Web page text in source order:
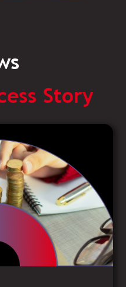
Story